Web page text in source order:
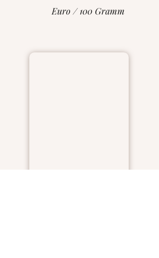
Euro / 100 Gramm